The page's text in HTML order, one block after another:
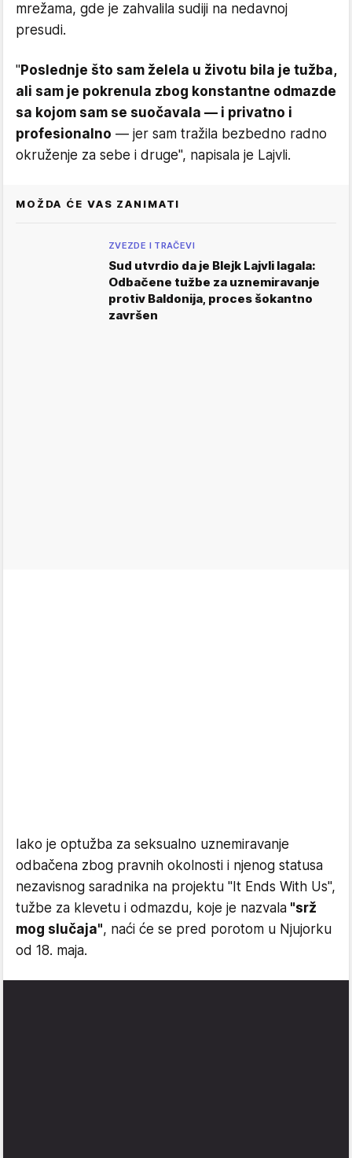
mrežama, gde je zahvalila sudiji na nedavnoj
presudi.
"Poslednje što sam želela u životu bila je tužba,
ali sam je pokrenula zbog konstantne odmazde
sa kojom sam se suočavala — i privatno i
profesionalno — jer sam tražila bezbedno radno
okruženje za sebe i druge", napisala je Lajvli.
MOŽDA ĆE VAS ZANIMATI
ZVEZDE I TRAČEVI
Sud utvrdio da je Blejk Lajvli lagala:
Odbačene tužbe za uznemiravanje
protiv Baldonija, proces šokantno
završen
Iako je optužba za seksualno uznemiravanje
odbačena zbog pravnih okolnosti i njenog statusa
nezavisnog saradnika na projektu "It Ends With Us",
tužbe za klevetu i odmazdu, koje je nazvala "srž
mog slučaja", naći će se pred porotom u Njujorku
od 18. maja.